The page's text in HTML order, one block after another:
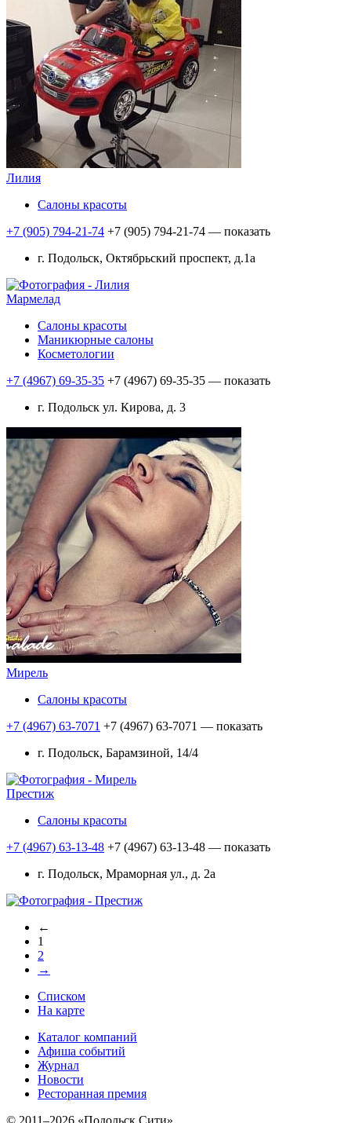
Лилия
Салоны красоты
+7 (905) 794-21-74 +7 (905) 794-21-74 — показать
г. Подольск, Октябрьский проспект, д.1а
Мармелад
Салоны красоты
Маникюрные салоны
Косметологии
+7 (4967) 69-35-35 +7 (4967) 69-35-35 — показать
г. Подольск ул. Кирова, д. 3
Мирель
Салоны красоты
+7 (4967) 63-7071 +7 (4967) 63-7071 — показать
г. Подольск, Барамзиной, 14/4
Престиж
Салоны красоты
+7 (4967) 63-13-48 +7 (4967) 63-13-48 — показать
г. Подольск, Мраморная ул., д. 2а
←
1
2
→
Списком
На карте
Каталог компаний
Афиша событий
Журнал
Новости
Ресторанная премия